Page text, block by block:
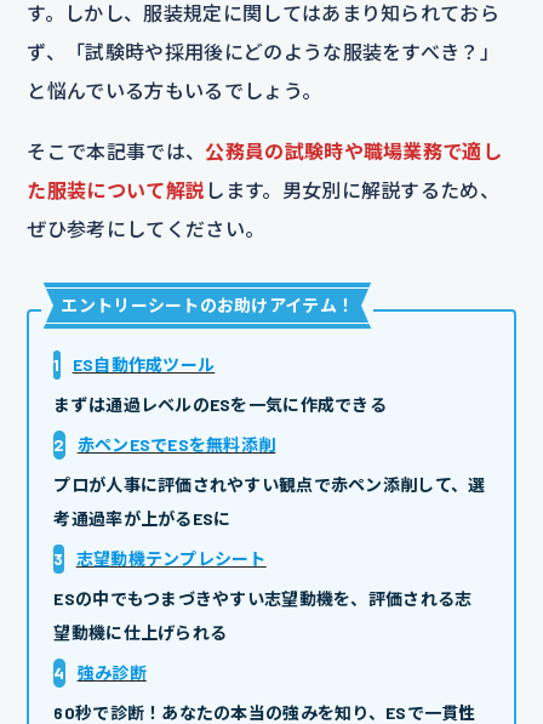
す。しかし、服装規定に関してはあまり知られておら
ず、「試験時や採用後にどのような服装をすべき？」
と悩んでいる方もいるでしょう。
そこで本記事では、 公務員の試験時や職場業務で適し
た服装について解説 します。男女別に解説するため、
ぜひ参考にしてください。
エントリーシートのお助けアイテム ！
1
ES自動作成ツール
まずは通過レベルのESを一気に作成できる
2
赤ペンESでESを無料添削
プロが人事に評価されやすい観点で赤ペン添削して、選
考通過率が上がるESに
3
志望動機テンプレシート
ESの中でもつまづきやすい志望動機を、評価される志
望動機に仕上げられる
4
強み診断
60秒で診断！あなたの本当の強みを知り、ESで一貫性